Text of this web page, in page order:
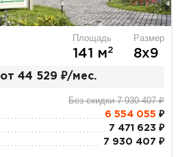
Площадь
141 м2
Размер
8х9
от 44 529 ₽/мес.
Без скидки 7 930 407 ₽
6 554 055 ₽
7 471 623 ₽
7 930 407 ₽